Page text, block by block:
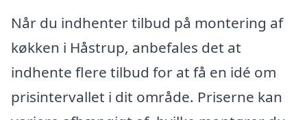
Når du indhenter tilbud på montering af
køkken i Håstrup, anbefales det at
indhente flere tilbud for at få en idé om
prisintervallet i dit område. Priserne kan